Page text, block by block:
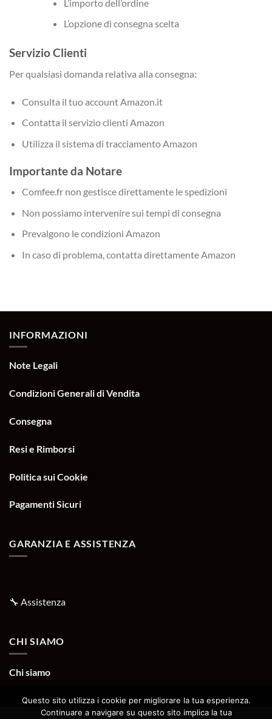
L’importo dell’ordine
L’opzione di consegna scelta
Servizio Clienti
Per qualsiasi domanda relativa alla consegna:
Consulta il tuo account Amazon.it
Contatta il servizio clienti Amazon
Utilizza il sistema di tracciamento Amazon
Importante da Notare
Comfee.fr non gestisce direttamente le spedizioni
Non possiamo intervenire sui tempi di consegna
Prevalgono le condizioni Amazon
In caso di problema, contatta direttamente Amazon
INFORMAZIONI
Note Legali
Condizioni Generali di Vendita
Consegna
Resi e Rimborsi
Politica sui Cookie
Pagamenti Sicuri
GARANZIA E ASSISTENZA
🔧 Assistenza
CHI SIAMO
Chi siamo
Questo sito utilizza i cookie per migliorare la tua esperienza.
Continuare a navigare su questo sito implica la tua